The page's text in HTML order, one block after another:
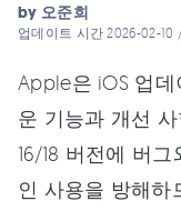
by 오준희
업데이트 시간 2026-02-
Apple은 iOS 업
운 기능과 개선
16/18 버전에 버
인 사용을 방해하